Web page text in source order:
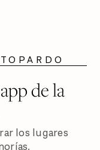
de la
los lugares